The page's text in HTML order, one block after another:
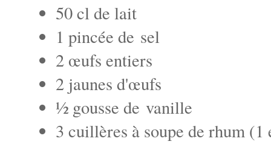
50 cl de lait
1 pincée de sel
2 œufs entiers
2 jaunes d'œufs
½ gousse de vanille
3 cuillères à soupe de rhum